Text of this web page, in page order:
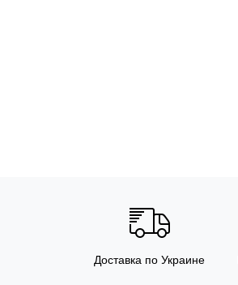
Доставка по Украине